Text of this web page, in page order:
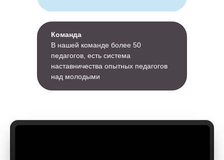
Команда
В нашей команде более 50
педагогов, есть система
наставничества опытных педагогов
над молодыми